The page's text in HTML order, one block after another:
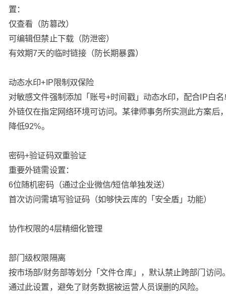
置：
仅查看（防篡改）
可编辑但禁止下载（防泄密）
有效期7天的临时链接（防长期暴露）
动态水印+IP限制双保险
对敏感文件强制添加「账号+时间戳」动态水印，配合IP白
外链仅在指定网络环境可访问。某律师事务所实测此方案后
降低92%。
密码+验证码双重验证
重要外链需设置：
6位随机密码（通过企业微信/短信单独发送）
首次访问需填写验证码（如够快云库的「安全盾」功能）
协作权限的4层精细化管理
部门级权限隔离
按市场部/财务部等划分「文件仓库」，默认禁止跨部门访问
通过此设置，避免了财务数据被运营人员误删的风险。